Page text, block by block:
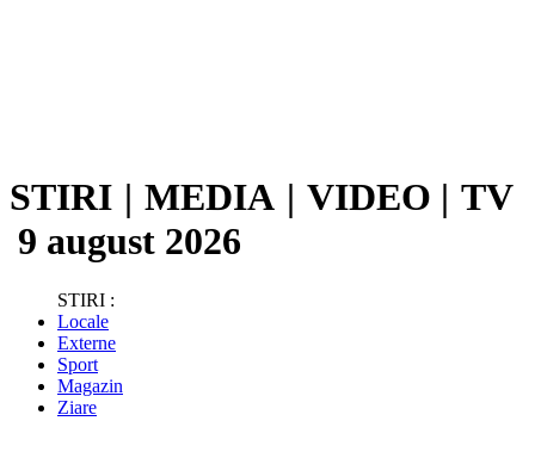
STIRI | MEDIA | VIDEO | TV
9 august 2026
STIRI :
Locale
Externe
Sport
Magazin
Ziare